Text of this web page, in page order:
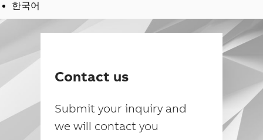
한국어
Contact us
Submit your inquiry and
we will contact you